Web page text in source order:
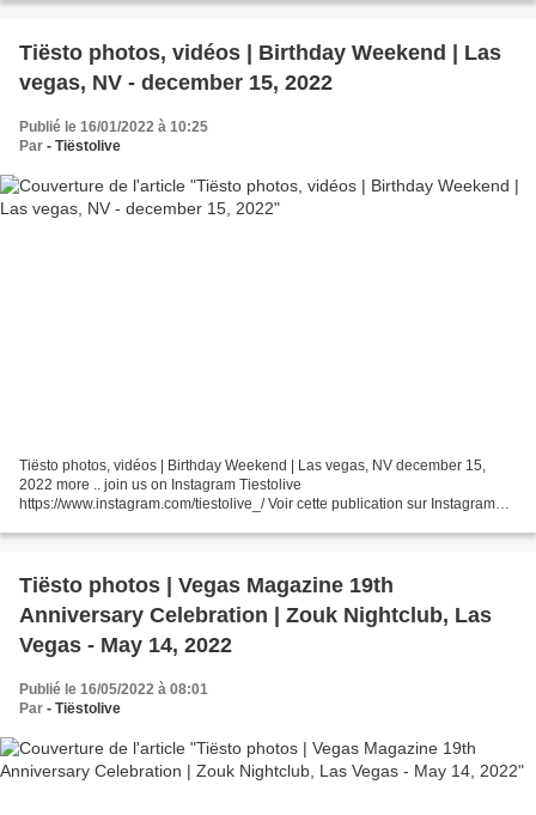
Tiësto photos, vidéos | Birthday Weekend | Las
vegas, NV - december 15, 2022
Publié le 16/01/2022 à 10:25
Par - Tiëstolive
Tiësto photos, vidéos | Birthday Weekend | Las vegas, NV december 15,
2022 more .. join us on Instagram Tiestolive
https://www.instagram.com/tiestolive_/ Voir cette publication sur Instagram
Tiësto photos | Vegas Magazine 19th
Anniversary Celebration | Zouk Nightclub, Las
Vegas - May 14, 2022
Publié le 16/05/2022 à 08:01
Par - Tiëstolive